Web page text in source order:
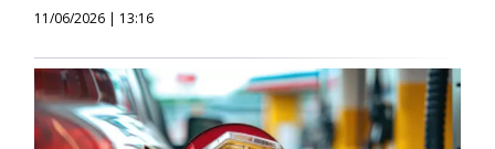
11/06/2026 | 13:16